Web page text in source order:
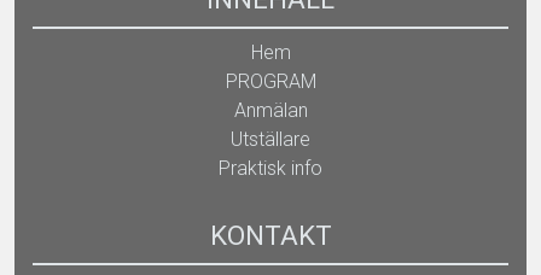
Hem
PROGRAM
Anmälan
Utställare
Praktisk info
KONTAKT